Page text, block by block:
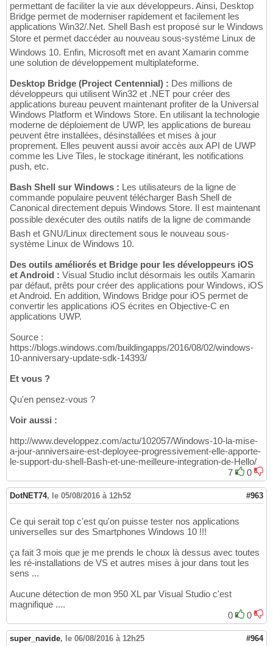
permettant de faciliter la vie aux développeurs. Ainsi, Desktop
Bridge permet de moderniser rapidement et facilement les
applications Win32/.Net. Shell Bash est proposé sur le Windows
Store et permet daccéder au nouveau sous-système Linux de
Windows 10. Enfin, Microsoft met en avant Xamarin comme
une solution de développement multiplateforme.
Desktop Bridge (Project Centennial) : Des millions de
développeurs qui utilisent Win32 et .NET pour créer des
applications bureau peuvent maintenant profiter de la Universal
Windows Platform et Windows Store. En utilisant la technologie
moderne de déploiement de UWP, les applications de bureau
peuvent être installées, désinstallées et mises à jour
proprement. Elles peuvent aussi avoir accès aux API de UWP
comme les Live Tiles, le stockage itinérant, les notifications
push, etc.
Bash Shell sur Windows : Les utilisateurs de la ligne de
commande populaire peuvent télécharger Bash Shell de
Canonical directement depuis Windows Store. Il est maintenant
possible dexécuter des outils natifs de la ligne de commande
Bash et GNU/Linux directement sous le nouveau sous-
système Linux de Windows 10.
Des outils améliorés et Bridge pour les développeurs iOS
et Android : Visual Studio inclut désormais les outils Xamarin
par défaut, prêts pour créer des applications pour Windows, iOS
et Android. En addition, Windows Bridge pour iOS permet de
convertir les applications iOS écrites en Objective-C en
applications UWP.
Source :
https://blogs.windows.com/buildingapps/2016/08/02/windows-
10-anniversary-update-sdk-14393/
Et vous ?
Qu'en pensez-vous ?
Voir aussi :
http://www.developpez.com/actu/102057/Windows-10-la-mise-
a-jour-anniversaire-est-deployee-progressivement-elle-apporte-
le-support-du-shell-Bash-et-une-meilleure-integration-de-Hello/
7
0
DotNET74, le 05/08/2016 à 12h52 #963
Ce qui serait top c'est qu'on puisse tester nos applications
universelles sur des Smartphones Windows 10 !!!
ça fait 3 mois que je me prends le choux là dessus avec toutes
les ré-installations de VS et autres mises à jour dans tout les
sens ...
Aucune détection de mon 950 XL par Visual Studio c'est
magnifique ....
0
0
super_navide, le 06/08/2016 à 12h25 #964